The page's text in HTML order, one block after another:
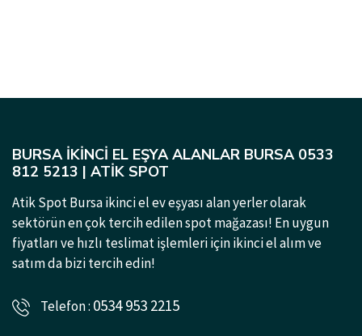
BURSA İKINCI EL EŞYA ALANLAR BURSA 0533
812 5213 | ATIK SPOT
Atik Spot Bursa ikinci el ev eşyası alan yerler olarak
sektörün en çok tercih edilen spot mağazası! En uygun
fiyatları ve hızlı teslimat işlemleri için ikinci el alım ve
satım da bizi tercih edin!
Telefon : 0534 953 2215